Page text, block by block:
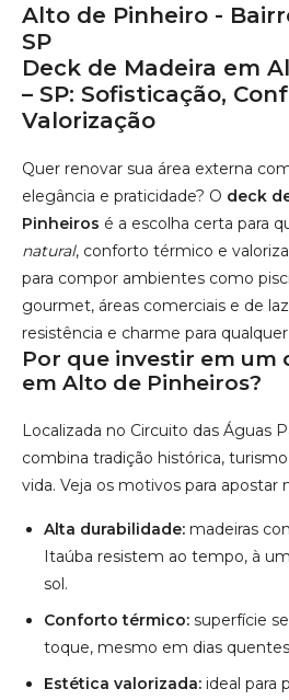
Alto de Pinheiro -
SP
Deck de Madeira em
– SP: Sofisticação,
Valorização
Quer renovar sua área externa
elegância e praticidade? O deck
Pinheiros é a escolha certa para
natural, conforto térmico e
para compor ambientes como
gourmet, áreas comerciais e de
resistência e charme para
Por que investir em um
em Alto de Pinheiros?
Localizada no Circuito das Águas
combina tradição histórica,
vida. Veja os motivos para apostar
Alta durabilidade: madeiras
Itaúba resistem ao tempo, à
sol.
Conforto térmico: superfície
toque, mesmo em dias
Estética valorizada: ideal para